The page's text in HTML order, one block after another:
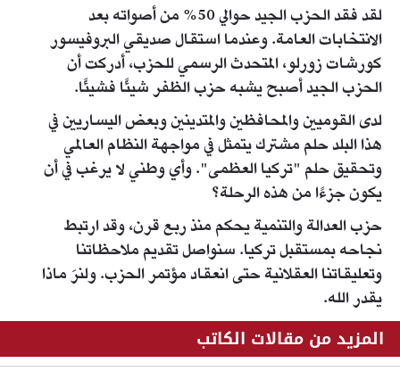
لقد فقد الحزب الجيد حوالي 50% من أصواته بعد
الانتخابات العامة. وعندما استقال صديقي البروفيسور
كورشات زورلو، المتحدث الرسمي للحزب، أدركت أن
الحزب الجيد أصبح يشبه حزب الظفر شيئًا فشيئًا.
لدى القوميين والمحافظين والمتدينين وبعض اليساريين في
هذا البلد حلم مشترك يتمثل في مواجهة النظام العالمي
وتحقيق حلم "تركيا العظمى". وأي وطني لا يرغب في أن
يكون جزءًا من هذه الرحلة؟
حزب العدالة والتنمية يحكم منذ ربع قرن، وقد ارتبط
نجاحه بمستقبل تركيا. سنواصل تقديم ملاحظاتنا
وتعليقاتنا العقلانية حتى انعقاد مؤتمر الحزب. ولنرَ ماذا
يقدر الله.
المزيد من مقالات الكاتب